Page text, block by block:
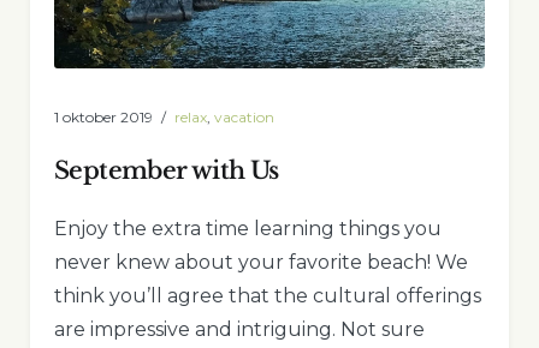
1 oktober 2019 relax vacation
September with Us
Enjoy the extra time learning things you
never knew about your favorite beach! We
think you’ll agree that the cultural offerings
are impressive and intriguing. Not sure